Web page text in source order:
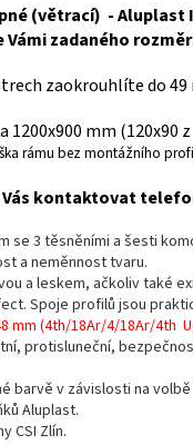
(větrací) - Aluplast
zadaného
zaokrouhlíte do 49
1200x900 mm (120x90
rámu bez montážního
kontaktovat
se 3 těsněními a šesti
a neměnnost tvaru.
a leskem, ačkoliv také
Spoje profilů jsou
mm (4th/18Ar/4/18Ar/4th
protisluneční,
barvě v závislosti na
Aluplast.
CSI Zlín.